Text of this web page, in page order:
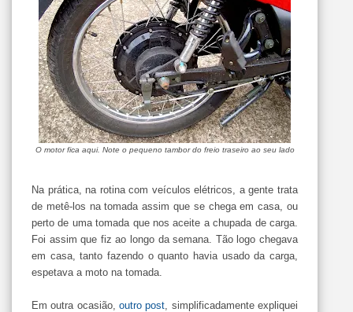
O motor fica aqui. Note o pequeno tambor do freio traseiro ao seu lado
Na prática, na rotina com veículos elétricos, a gente trata
de metê-los na tomada assim que se chega em casa, ou
perto de uma tomada que nos aceite a chupada de carga.
Foi assim que fiz ao longo da semana. Tão logo chegava
em casa, tanto fazendo o quanto havia usado da carga,
espetava a moto na tomada.
Em outra ocasião, outro post , simplificadamente expliquei